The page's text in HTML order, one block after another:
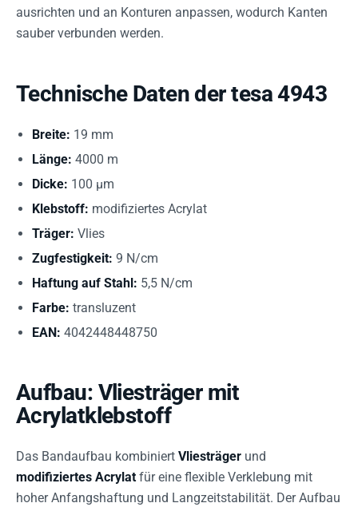
ausrichten und an Konturen anpassen, wodurch Kanten
sauber verbunden werden.
Technische Daten der tesa 4943
Breite: 19 mm
Länge: 4000 m
Dicke: 100 µm
Klebstoff: modifiziertes Acrylat
Träger: Vlies
Zugfestigkeit: 9 N/cm
Haftung auf Stahl: 5,5 N/cm
Farbe: transluzent
EAN: 4042448448750
Aufbau: Vliesträger mit
Acrylatklebstoff
Das Bandaufbau kombiniert Vliesträger und
modifiziertes Acrylat für eine flexible Verklebung mit
hoher Anfangshaftung und Langzeitstabilität. Der Aufbau